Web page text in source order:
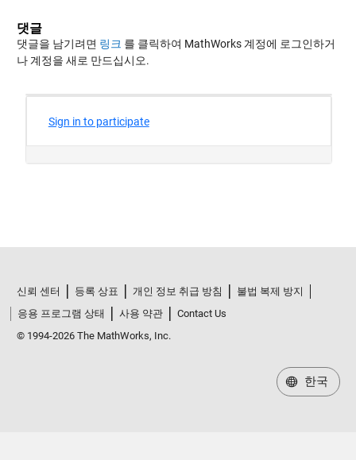
댓글
댓글을 남기려면 링크 를 클릭하여 MathWorks 계정에 로그인하거
나 계정을 새로 만드십시오.
신뢰 센터 등록 상표 개인 정보 취급 방침
불법 복제 방지
응용 프로그램 상태
사용 약관
Contact Us
© 1994-2026 The MathWorks, Inc.
한국